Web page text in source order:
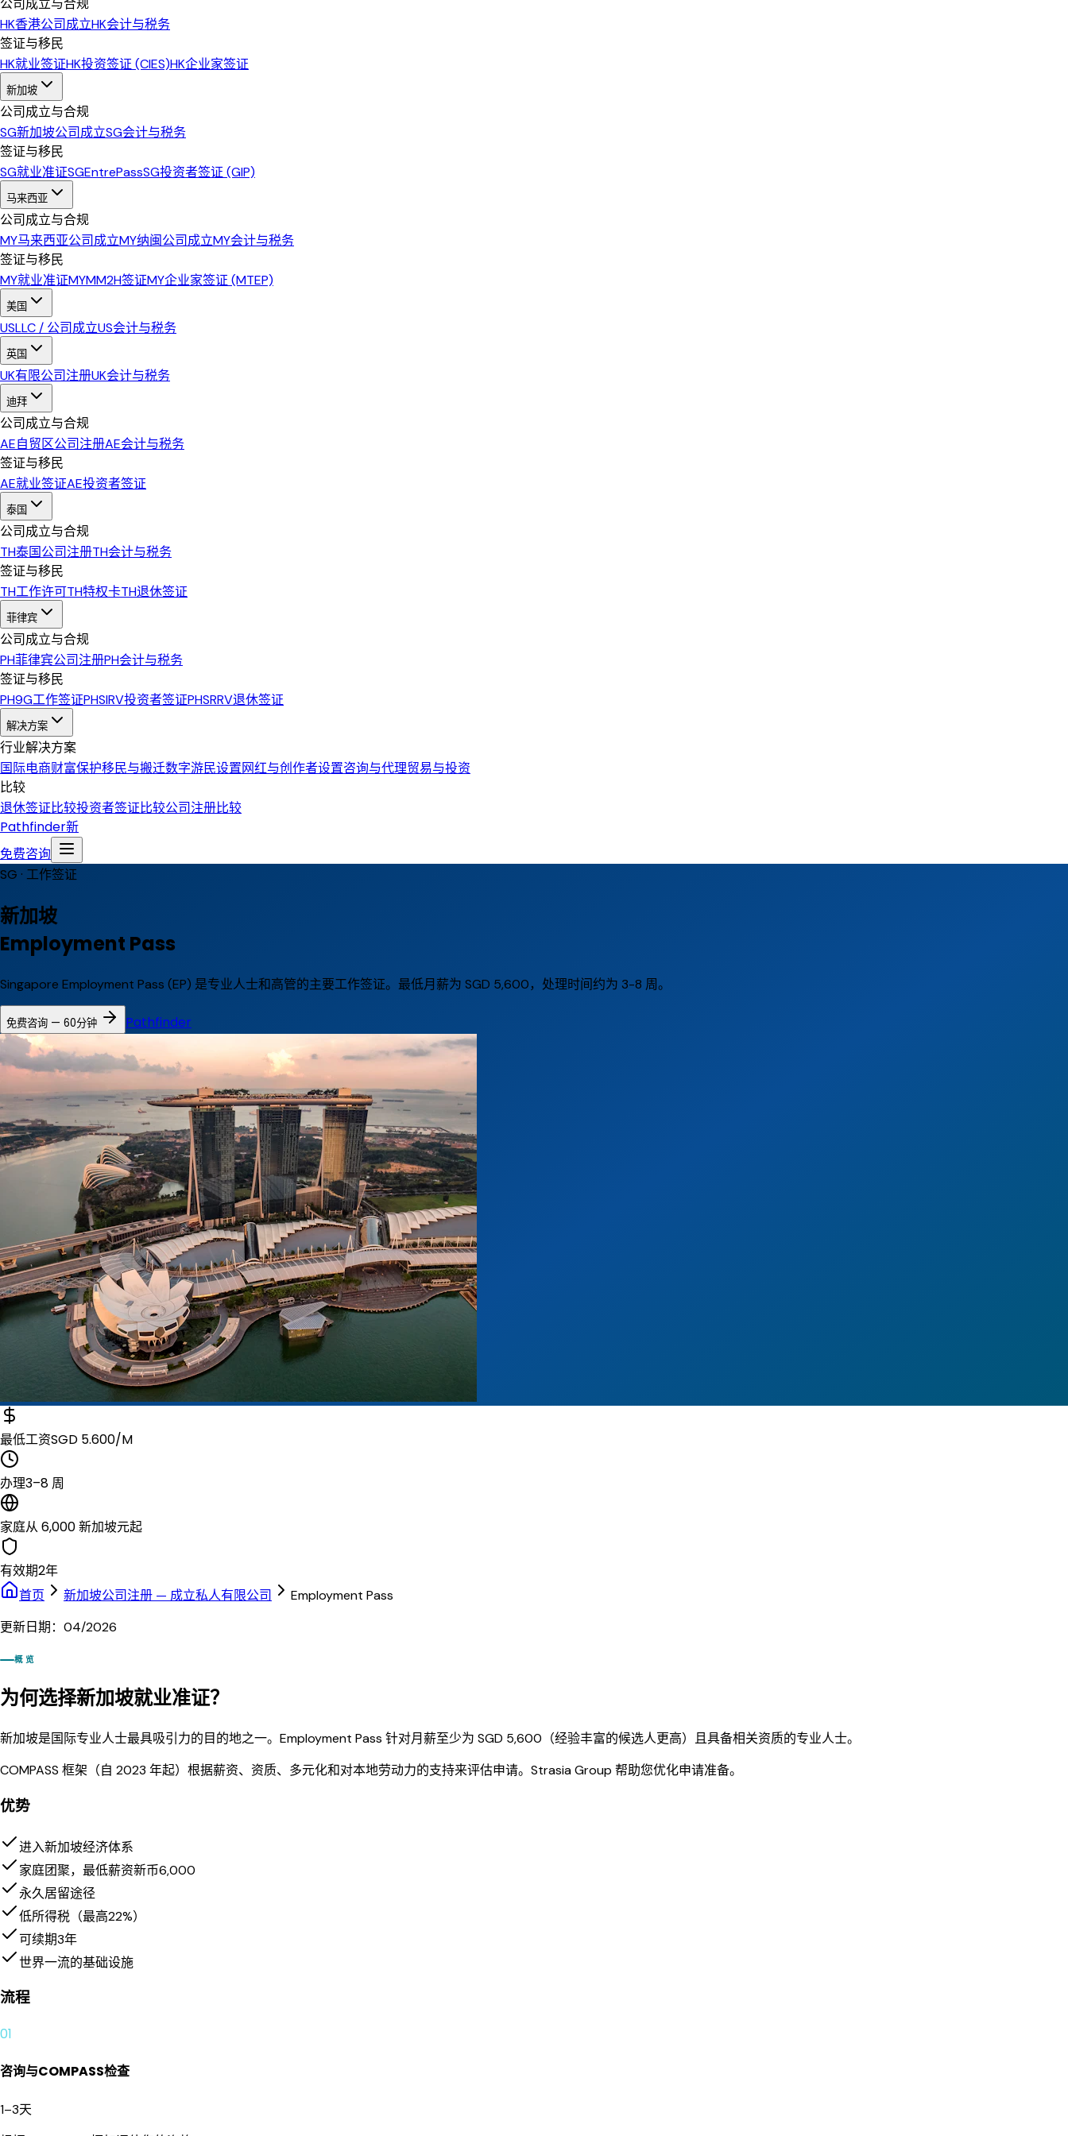
HK香港公司成立HK会计与税务
签证与移民
HK就业签证HK投资签证 (CIES)HK企业家签证
新加坡
公司成立与合规
SG新加坡公司成立SG会计与税务
签证与移民
SG就业准证SGEntrePassSG投资者签证 (GIP)
马来西亚
公司成立与合规
MY马来西亚公司成立MY纳闽公司成立MY会计与税务
签证与移民
MY就业准证MYMM2H签证MY企业家签证 (MTEP)
美国
USLLC / 公司成立US会计与税务
英国
UK有限公司注册UK会计与税务
迪拜
公司成立与合规
AE自贸区公司注册AE会计与税务
签证与移民
AE就业签证AE投资者签证
泰国
公司成立与合规
TH泰国公司注册TH会计与税务
签证与移民
TH工作许可TH特权卡TH退休签证
菲律宾
公司成立与合规
PH菲律宾公司注册PH会计与税务
签证与移民
PH9G工作签证PHSIRV投资者签证PHSRRV退休签证
解决方案
行业解决方案
国际电商财富保护移民与搬迁数字游民设置网红与创作者设置咨询与代理贸易与投资
比较
退休签证比较投资者签证比较公司注册比较
Pathfinder新
免费咨询
SG · 工作签证
新加坡
Employment Pass
Singapore Employment Pass (EP) 是专业人士和高管的主要工作签证。最低月薪为 SGD 5,600，处理时间约为 3-8 周。
免费咨询 — 60分钟 Pathfinder
最低工资SGD 5.600/M
办理3–8 周
家庭从 6,000 新加坡元起
有效期2年
首页 新加坡公司注册 — 成立私人有限公司
Employment Pass
更新日期：04/2026
概览
为何选择新加坡就业准证？
新加坡是国际专业人士最具吸引力的目的地之一。Employment Pass 针对月薪至少为 SGD 5,600（经验丰富的候选人更高）且具备相关资质的专业人士。
COMPASS 框架（自 2023 年起）根据薪资、资质、多元化和对本地劳动力的支持来评估申请。Strasia Group 帮助您优化申请准备。
优势
进入新加坡经济体系
家庭团聚，最低薪资新币6,000
永久居留途径
低所得税（最高22%）
可续期3年
世界一流的基础设施
流程
01
咨询与COMPASS检查
1–3天